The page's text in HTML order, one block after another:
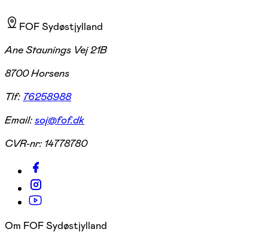
FOF Sydøstjylland
Ane Staunings Vej 21B
8700 Horsens
Tlf: 76258988
Email:soj@fof.dk
CVR-nr: 14778780
Om FOF Sydøstjylland